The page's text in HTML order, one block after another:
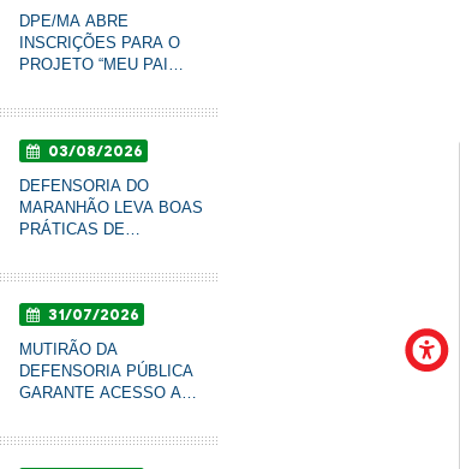
da Mulher da DPE/MA integra debate no
à violência contra a mulher
DPE/MA ABRE
INSCRIÇÕES PARA O
PROJETO “MEU PAI
RECONHECIMENTO DE
GARANTIA DE DIREITOS
03/08/2026
DEFENSORIA DO
MARANHÃO LEVA BOAS
PRÁTICAS DE
CONBRASCOM E É
NACIONAL
31/07/2026
MUTIRÃO DA
DEFENSORIA PÚBLICA
GARANTE ACESSO A
RODA DE CONVERSA